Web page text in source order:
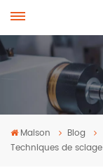
Maison
Blog
Techniques de